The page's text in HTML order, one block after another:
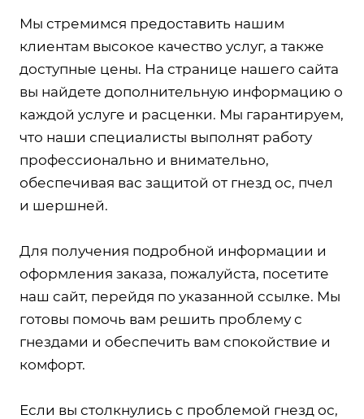
Мы стремимся предоставить нашим
клиентам высокое качество услуг, а также
доступные цены. На странице нашего сайта
вы найдете дополнительную информацию о
каждой услуге и расценки. Мы гарантируем,
что наши специалисты выполнят работу
профессионально и внимательно,
обеспечивая вас защитой от гнезд ос, пчел
и шершней.
Для получения подробной информации и
оформления заказа, пожалуйста, посетите
наш сайт, перейдя по указанной ссылке. Мы
готовы помочь вам решить проблему с
гнездами и обеспечить вам спокойствие и
комфорт.
Если вы столкнулись с проблемой гнезд ос,